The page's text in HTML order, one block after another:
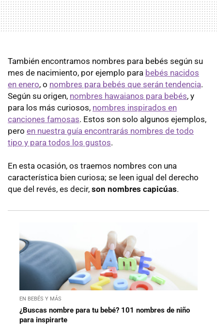
También encontramos nombres para bebés según su
mes de nacimiento, por ejemplo para bebés nacidos
en enero, o nombres para bebés que serán tendencia.
Según su origen, nombres hawaianos para bebés, y
para los más curiosos, nombres inspirados en
canciones famosas. Estos son solo algunos ejemplos,
pero en nuestra guía encontrarás nombres de todo
tipo y para todos los gustos.
En esta ocasión, os traemos nombres con una
característica bien curiosa; se leen igual del derecho
que del revés, es decir, son nombres capicúas.
EN BEBÉS Y MÁS
¿Buscas nombre para tu bebé? 101 nombres de niño
para inspirarte